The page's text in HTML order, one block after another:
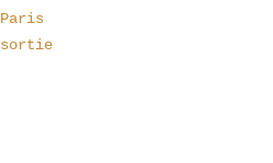
Paris
sortie